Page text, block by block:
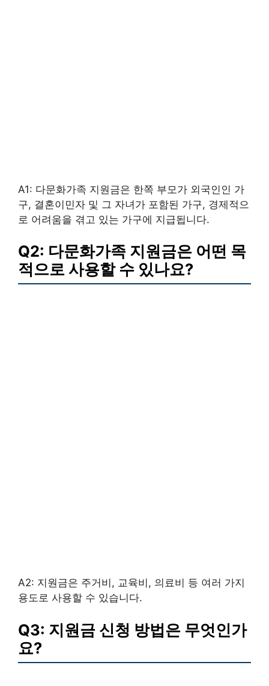
A1: 다문화가족 지원금은 한쪽 부모가 외국인인 가
구, 결혼이민자 및 그 자녀가 포함된 가구, 경제적으
로 어려움을 겪고 있는 가구에 지급됩니다.
Q2: 다문화가족 지원금은 어떤 목
적으로 사용할 수 있나요?
A2: 지원금은 주거비, 교육비, 의료비 등 여러 가지
용도로 사용할 수 있습니다.
Q3: 지원금 신청 방법은 무엇인가
요?